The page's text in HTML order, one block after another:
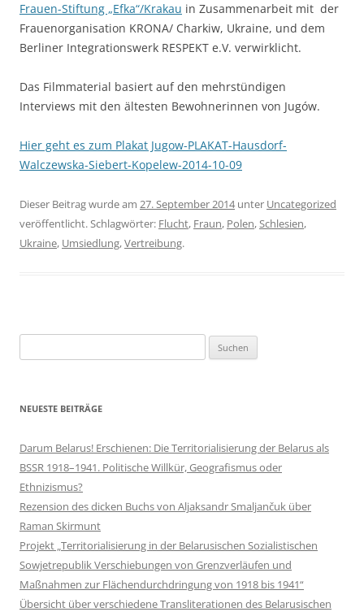
Frauen-Stiftung „Efka“/Krakau in Zusammenarbeit mit der
Frauenorganisation KRONA/ Charkiw, Ukraine, und dem
Berliner Integrationswerk RESPEKT e.V. verwirklicht.
Das Filmmaterial basiert auf den mehrstündigen
Interviews mit den ältesten Bewohnerinnen von Jugów.
Hier geht es zum Plakat Jugow-PLAKAT-Hausdorf-
Walczewska-Siebert-Kopelew-2014-10-09
Dieser Beitrag wurde am 27. September 2014unter Uncategorized
veröffentlicht. Schlagwörter: Flucht, Fraun, Polen,Schlesien,
Ukraine, Umsiedlung,Vertreibung.
nach:
NEUESTE BEITRÄGE
Darum Belarus! Erschienen: Die Territorialisierung der Belarus als
BSSR 1918–1941. Politische Willkür, Geografismus oder
Ethnizismus?
Rezension des dicken Buchs von Aljaksandr Smaljančuk über
Raman Skirmunt
Projekt „Territorialisierung in der Belarusischen Sozialistischen
Sowjetrepublik Verschiebungen von Grenzverläufen und
Maßnahmen zur Flächendurchdringung von 1918 bis 1941“
Übersicht über verschiedene Transliterationen des Belarusischen